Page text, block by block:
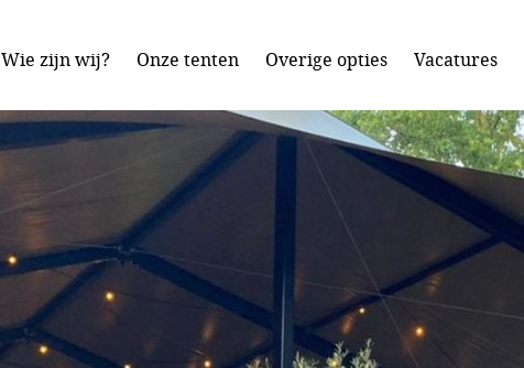
Wie zijn wij? Onze tenten Overige opties Vacatures